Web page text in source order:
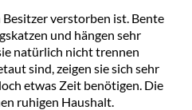
Besitzer verstorben ist. Bente
und hängen sehr
natürlich nicht trennen
sind, zeigen sie sich sehr
etwas Zeit benötigen. Die
ruhigen Haushalt.